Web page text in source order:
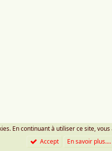
En continuant à utiliser ce site,
Accept
En savoir plus....